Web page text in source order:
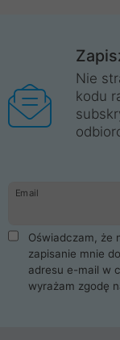
Nie
kodu
Email
Oświadczam, że
zapisanie mnie
adresu e-mail w
wyrażam zgodę